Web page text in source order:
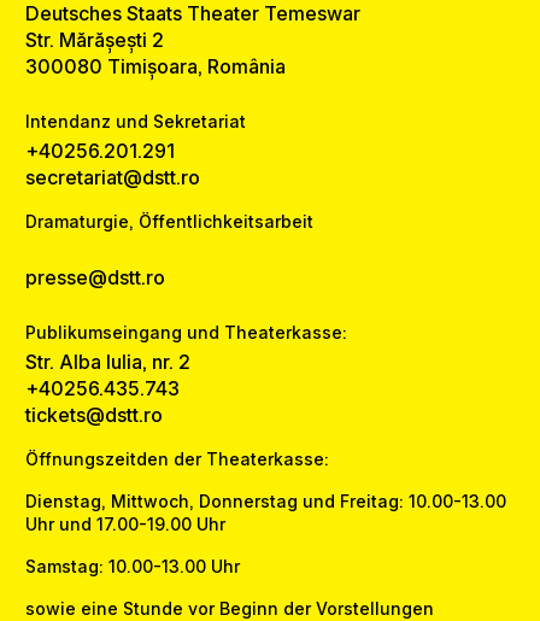
Deutsches Staats Theater Temeswar
Str. Mărășești 2
300080 Timișoara, România
Intendanz und Sekretariat
+40256.201.291
secretariat@dstt.ro
Dramaturgie, Öffentlichkeitsarbeit
presse@dstt.ro
Publikumseingang und Theaterkasse:
Str. Alba Iulia, nr. 2
+40256.435.743
tickets@dstt.ro
Öffnungszeitden der Theaterkasse:
Dienstag, Mittwoch, Donnerstag und Freitag: 10.00-13.00
Uhr und 17.00-19.00 Uhr
Samstag: 10.00-13.00 Uhr
sowie eine Stunde vor Beginn der Vorstellungen